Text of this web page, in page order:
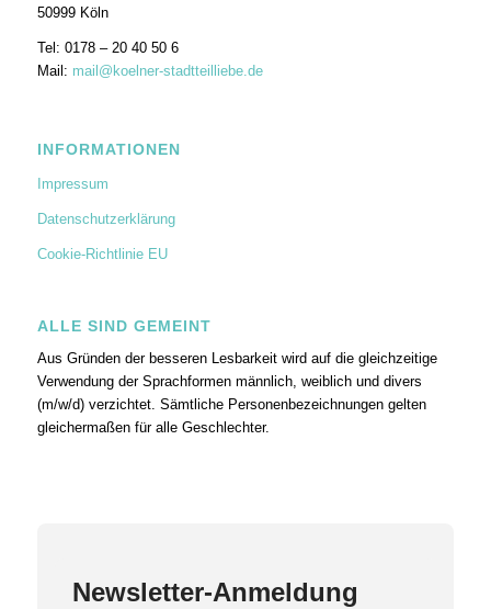
50999 Köln
Tel: 0178 – 20 40 50 6
Mail: mail@koelner-stadtteilliebe.de
INFORMATIONEN
Impressum
Datenschutzerklärung
Cookie-Richtlinie EU
ALLE SIND GEMEINT
Aus Gründen der besseren Lesbarkeit wird auf die gleichzeitige
Verwendung der Sprachformen männlich, weiblich und divers
(m/w/d) verzichtet. Sämtliche Personenbezeichnungen gelten
gleichermaßen für alle Geschlechter.
Newsletter-Anmeldung